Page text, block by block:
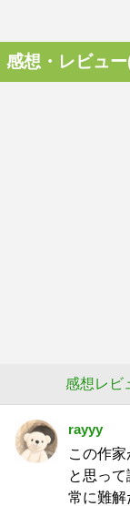
感想・レビュ
感想レビ
rayyy
この作
と思っ
常に難解